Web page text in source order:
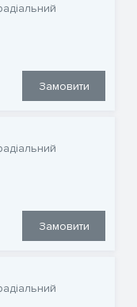
Замовити
Замовити